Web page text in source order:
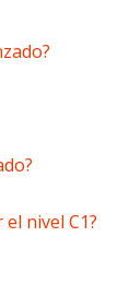
nivel C1?